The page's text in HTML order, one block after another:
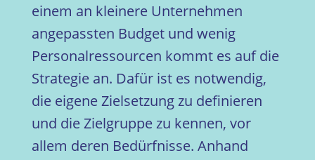
einem an kleinere Unternehmen
angepassten Budget und wenig
Personalressourcen kommt es auf die
Strategie an. Dafür ist es notwendig,
die eigene Zielsetzung zu definieren
und die Zielgruppe zu kennen, vor
allem deren Bedürfnisse. Anhand